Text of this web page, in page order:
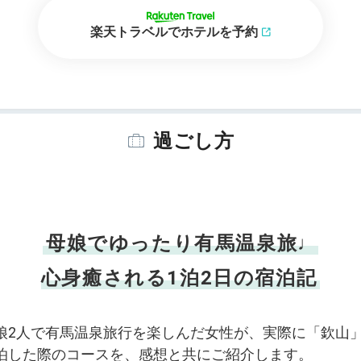
楽天トラベルでホテルを予約
過ごし方
母娘でゆったり有馬温泉旅♩
心身癒される1泊2日の宿泊記
2人で有馬温泉旅行を楽しんだ女性が、実際に「欽山
した際のコースを、感想と共にご紹介します。